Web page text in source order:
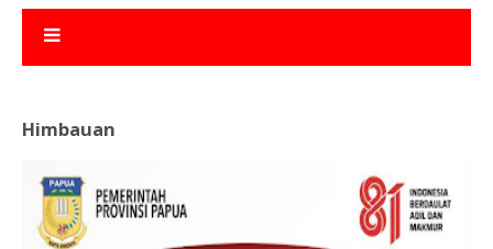
Himbauan